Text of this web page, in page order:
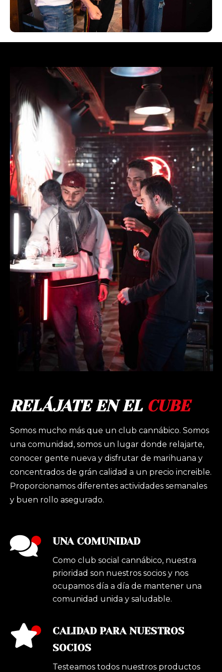
RELÁJATE EN EL CUBE
Somos mucho más que un club cannábico. Somos
una comunidad, somos un lugar donde relajarte,
conocer gente nueva y disfrutar de marihuana y
concentrados de grán calidad a un precio increible.
Proporcionamos diferentes actividades semanales
y buen rollo asegurado.
UNA COMUNIDAD
Como club social cannábico, nuestra
prioridad son nuestros socios y nos
ocupamos día a día de mantener una
comunidad unida y saludable.
CALIDAD PARA NUESTROS
SOCIOS
Testeamos todos nuestros productos